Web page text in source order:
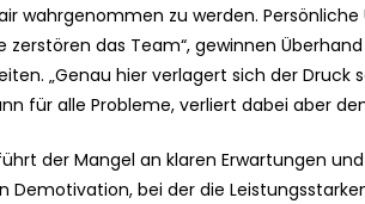
wahrgenommen zu werden. Persönliche
zerstören das Team“, gewinnen
„Genau hier verlagert sich der
für alle Probleme, verliert dabei aber
der Mangel an klaren Erwartungen
Demotivation, bei der die